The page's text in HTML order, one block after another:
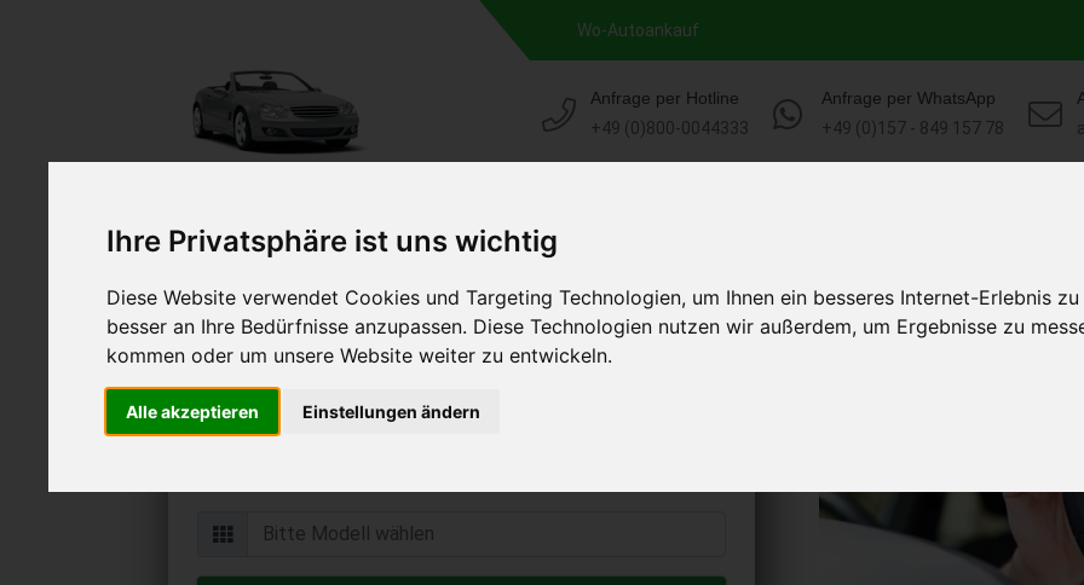
Ihre Privatsphäre ist uns wichtig
Diese Website verwendet Cookies und Targeting Technologien, um Ihnen ein besseres Internet-Erlebnis
besser an Ihre Bedürfnisse anzupassen. Diese Technologien nutzen wir außerdem, um Ergebnisse zu
kommen oder um unsere Website weiter zu entwickeln.
Alle akzeptieren Einstellungen ändern
Wo-Autoankauf
Anfrage per Hotline
+49 (0)800-0044333
Anfrage per WhatsApp
+49 (0)157 - 849 157 78
Autoankauf in Tirschenreuth Bayern
(Deutschland)
Online Auto verkaufen & gratis abholen lassen
Auf Wunsch sofort Geld für Ihr Auto erhalten